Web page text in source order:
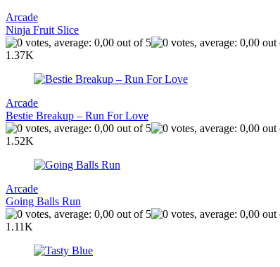
Arcade
Ninja Fruit Slice
1.37K
Arcade
Bestie Breakup – Run For Love
1.52K
Arcade
Going Balls Run
1.11K